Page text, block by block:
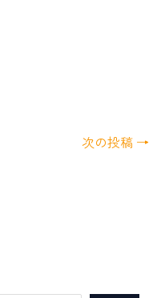
次の投稿 →